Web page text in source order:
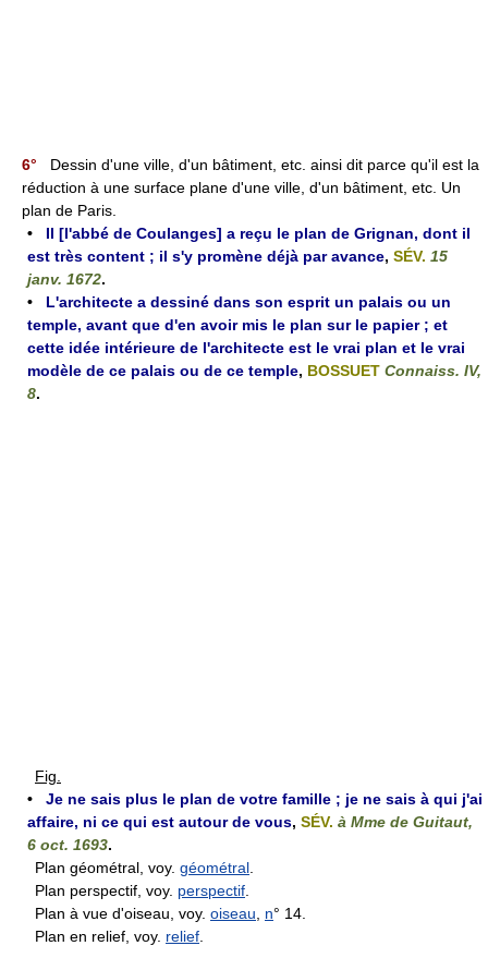
6° Dessin d'une ville, d'un bâtiment, etc. ainsi dit parce qu'il est la
réduction à une surface plane d'une ville, d'un bâtiment, etc. Un
plan de Paris.
• Il [l'abbé de Coulanges] a reçu le plan de Grignan, dont il
est très content ; il s'y promène déjà par avance, SÉV. 15
janv. 1672.
• L'architecte a dessiné dans son esprit un palais ou un
temple, avant que d'en avoir mis le plan sur le papier ; et
cette idée intérieure de l'architecte est le vrai plan et le vrai
modèle de ce palais ou de ce temple, BOSSUET Connaiss. IV,
8.
Fig.
• Je ne sais plus le plan de votre famille ; je ne sais à qui j'ai
affaire, ni ce qui est autour de vous, SÉV. à Mme de Guitaut,
6 oct. 1693.
Plan géométral, voy. géométral
Plan perspectif, voy. perspectif
Plan à vue d'oiseau, voy. oiseau n° 14.
Plan en relief, voy. relief